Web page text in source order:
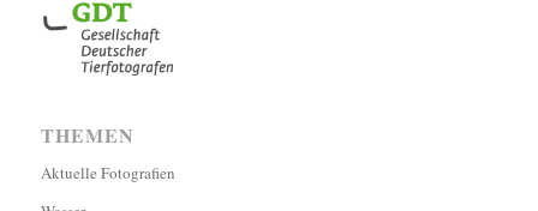
THEMEN
Aktuelle Fotografien